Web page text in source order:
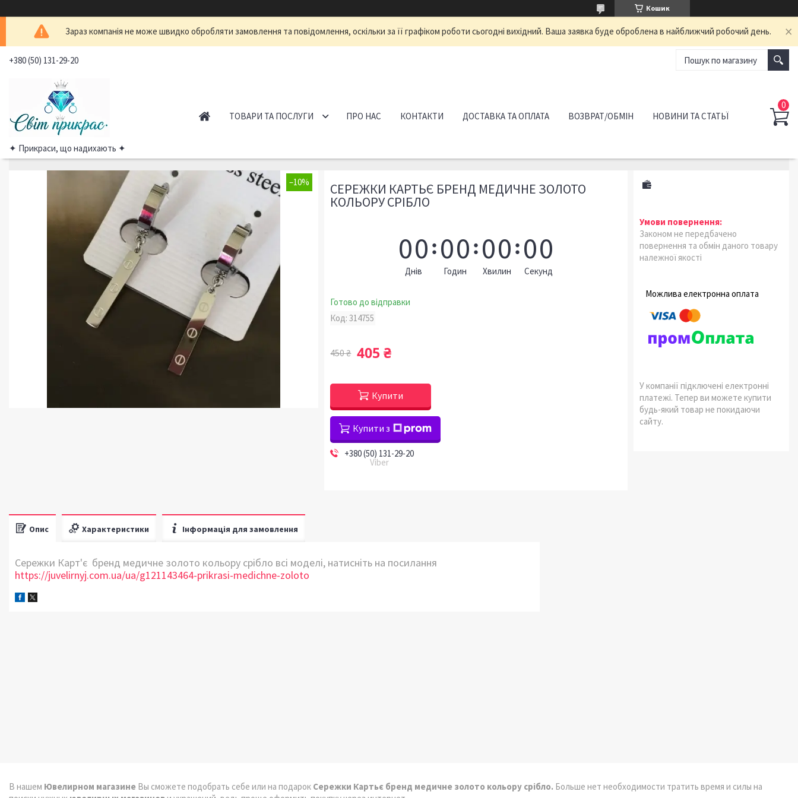
Кошик
Зараз компанія не може швидко обробляти замовлення та повідомлення, оскільки за її графіком роботи сьогодні вихідний. Ваша заявка буде оброблена в найближчий робочий день.
+380 (50) 131-29-20
✦ Прикраси, що надихають ✦
ТОВАРИ ТА ПОСЛУГИ ПРО НАС КОНТАКТИ ДОСТАВКА ТА ОПЛАТА ВОЗВРАТ/ОБМІН НОВИНИ ТА СТАТЬЇ
–10% СЕРЕЖКИ КАРТЬЄ БРЕНД МЕДИЧНЕ ЗОЛОТО
КОЛЬОРУ СРІБЛО
00
Днів
00
Годин
00
Хвилин
00
Секунд
Готово до відправки
Код:314755
450 ₴ 405 ₴
Купити
Купити з
+380 (50) 131-29-20
Viber
Законом не передбачено
повернення та обмін даного товару
належної якості
У компанії підключені електронні
платежі. Тепер ви можете купити
будь-який товар не покидаючи
сайту.
Опис Характеристики Інформація для замовлення
Сережки Карт'є бренд медичне золото кольору срібло всі моделі, натисніть на посилання
https://juvelirnyj.com.ua/ua/g121143464-prikrasi-medichne-zoloto
В нашем Ювелирном магазине Вы сможете подобрать себе или на подарок Сережки Картьє бренд медичне золото кольору срібло. Больше нет необходимости тратить время и силы на